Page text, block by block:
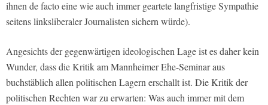
ihnen de facto eine wie auch immer geartete langfristige Sympathie
seitens linksliberaler Journalisten sichern würde).
Angesichts der gegenwärtigen ideologischen Lage ist es daher kein
Wunder, dass die Kritik am Mannheimer Ehe-Seminar aus
buchstäblich allen politischen Lagern erschallt ist. Die Kritik der
politischen Rechten war zu erwarten: Was auch immer mit dem